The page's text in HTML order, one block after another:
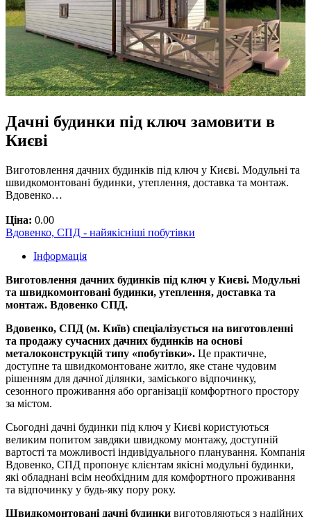
Дачні будинки під ключ замовити в
Києві
Виготовлення дачних будинків під ключ у Києві. Модульні та
швидкомонтовані будинки, утеплення, доставка та монтаж.
Вдовенко…
Ціна: 0.00
Вдовенко, СПД - найякісніші побутівки
Інформація
Виготовлення дачних будинків під ключ у Києві. Модульні
та швидкомонтовані будинки, утеплення, доставка та
монтаж. Вдовенко СПД.
Вдовенко, СПД (м. Київ) спеціалізується на виготовленні
та продажу сучасних дачних будинків на основі
металоконструкцій типу «побутівки». Це практичне,
доступне та швидкомонтоване житло, яке стане чудовим
рішенням для дачної ділянки, заміського відпочинку,
сезонного проживання або організації комфортного простору
за містом.
Сьогодні дачні будинки під ключ у Києві користуються
великим попитом завдяки швидкому монтажу, доступній
вартості та можливості індивідуального планування. Компанія
Вдовенко, СПД пропонує клієнтам якісні модульні будинки,
які обладнані всім необхідним для комфортного проживання
та відпочинку у будь-яку пору року.
Швидкомонтовані дачні будинки виготовляються з надійних